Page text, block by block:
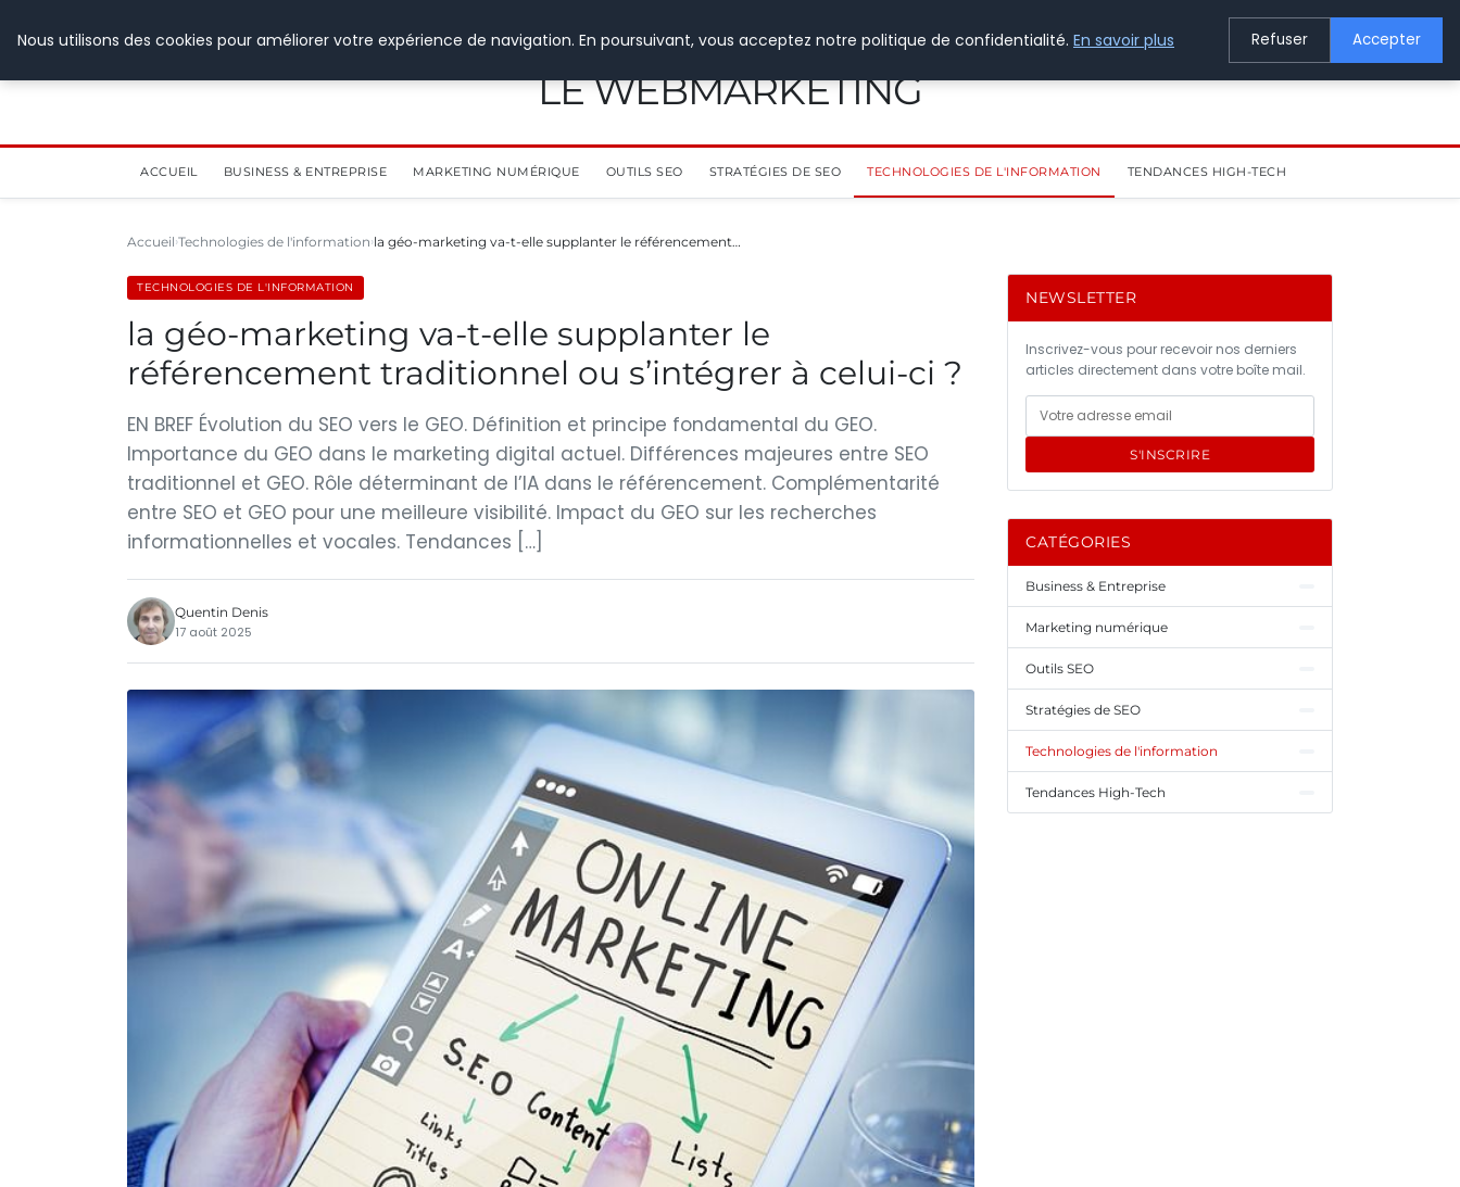
LE WEBMARKETING
ACCUEIL BUSINESS & ENTREPRISE MARKETING NUMÉRIQUE OUTILS SEO STRATÉGIES DE SEO TECHNOLOGIES DE L'INFORMATION TENDANCES HIGH-TECH
Accueil Technologies de l'information la géo-marketing va-t-elle supplanter le référencement…
TECHNOLOGIES DE L'INFORMATION
la géo-marketing va-t-elle supplanter le
référencement traditionnel ou s’intégrer à celui-ci ?
EN BREF Évolution du SEO vers le GEO. Définition et principe fondamental du GEO.
Importance du GEO dans le marketing digital actuel. Différences majeures entre SEO
traditionnel et GEO. Rôle déterminant de l’IA dans le référencement. Complémentarité
entre SEO et GEO pour une meilleure visibilité. Impact du GEO sur les recherches
informationnelles et vocales. Tendances […]
Quentin Denis
17 août 2025
NEWSLETTER
Inscrivez-vous pour recevoir nos derniers
articles directement dans votre boîte mail.
S'INSCRIRE
CATÉGORIES
Business & Entreprise
Marketing numérique
Outils SEO
Stratégies de SEO
Technologies de l'information
Tendances High-Tech
Nous utilisons des cookies pour améliorer votre expérience de navigation. En poursuivant, vous acceptez notre politique de confidentialité. En savoir plus Refuser Accepter